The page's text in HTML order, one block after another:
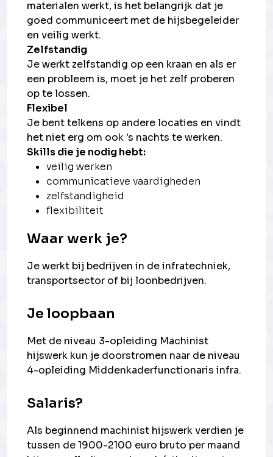
materialen werkt, is het belangrijk dat je
goed communiceert met de hijsbegeleider
en veilig werkt.
Zelfstandig
Je werkt zelfstandig op een kraan en als er
een probleem is, moet je het zelf proberen
op te lossen.
Flexibel
Je bent telkens op andere locaties en vindt
het niet erg om ook 's nachts te werken.
Skills die je nodig hebt:
veilig werken
communicatieve vaardigheden
zelfstandigheid
flexibiliteit
Waar werk je?
Je werkt bij bedrijven in de infratechniek,
transportsector of bij loonbedrijven.
Je loopbaan
Met de niveau 3-opleiding Machinist
hijswerk kun je doorstromen naar de niveau
4-opleiding Middenkaderfunctionaris infra.
Salaris?
Als beginnend machinist hijswerk verdien je
tussen de 1900-2100 euro bruto per maand